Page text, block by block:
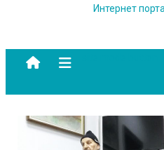
Интернет